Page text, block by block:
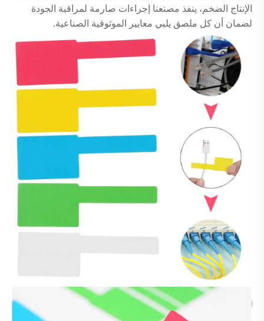
الإنتاج الضخم، ينفذ مصنعنا إجراءات صارمة لمراقبة الجودة
لضمان أن كل ملصق يلبي معايير الموثوقية الصناعية.